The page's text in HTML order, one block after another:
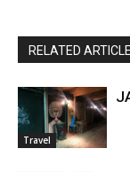
RELATED
Travel